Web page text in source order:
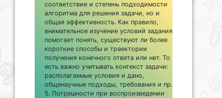
соответствие и степень подходимости
алгоритма для решения задачи, но и
общая эффективность. Как правило,
внимательное изучение условий задания
помогает понять, существуют ли более
короткие способы и траектории
получения конечного ответа или нет. То
есть важно учитывать контекст задачи:
располагаемые условия и дано,
общенаучные подходы, требования и пр.
Погрешности при воспроизведении